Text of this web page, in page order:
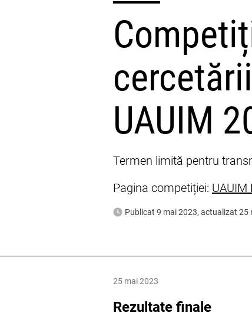
UAUIM
Termen limită pentru
Pagina competiției: UAUIM
Publicat 9 mai 2023, actualizat 25
25 mai 2023
Rezultate finale